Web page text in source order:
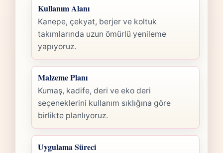
Kullanım Alanı
Kanepe, çekyat, berjer ve koltuk
takımlarında uzun ömürlü yenileme
yapıyoruz.
Malzeme Planı
Kumaş, kadife, deri ve eko deri
seçeneklerini kullanım sıklığına göre
birlikte planlıyoruz.
Uygulama Süreci